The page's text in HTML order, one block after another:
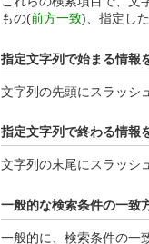
もの(前方一致)、指定し
指定文字列で始まる情報
文字列の先頭にスラッシ
指定文字列で終わる情報
文字列の末尾にスラッシ
一般的な検索条件の一致
一般的に、検索条件の一